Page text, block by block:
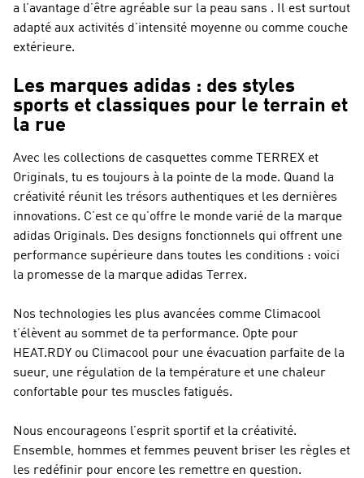
a l’avantage d’être agréable sur la peau sans . Il est surtout
adapté aux activités d’intensité moyenne ou comme couche
extérieure.
Les marques adidas : des styles
sports et classiques pour le terrain et
la rue
Avec les collections de casquettes comme TERREX et
Originals, tu es toujours à la pointe de la mode. Quand la
créativité réunit les trésors authentiques et les dernières
innovations. C’est ce qu’offre le monde varié de la marque
adidas Originals. Des designs fonctionnels qui offrent une
performance supérieure dans toutes les conditions : voici
la promesse de la marque adidas Terrex.
Nos technologies les plus avancées comme Climacool
t’élèvent au sommet de ta performance. Opte pour
HEAT.RDY ou Climacool pour une évacuation parfaite de la
sueur, une régulation de la température et une chaleur
confortable pour tes muscles fatigués.
Nous encourageons l’esprit sportif et la créativité.
Ensemble, hommes et femmes peuvent briser les règles et
les redéfinir pour encore les remettre en question.